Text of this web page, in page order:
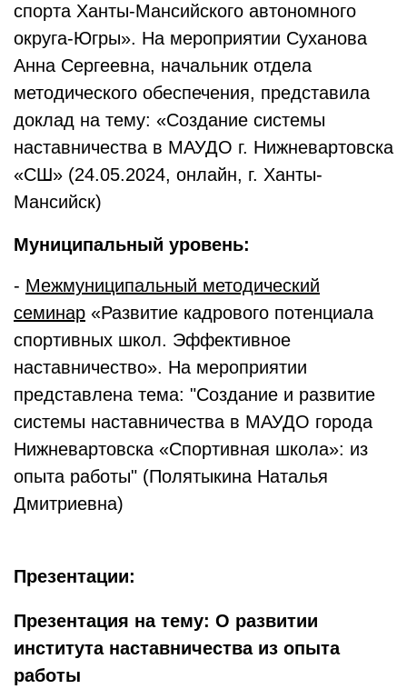
спорта Ханты-Мансийского автономного
округа-Югры». На мероприятии Суханова
Анна Сергеевна, начальник отдела
методического обеспечения, представила
доклад на тему: «Создание системы
наставничества в МАУДО г. Нижневартовска
«СШ» (24.05.2024, онлайн, г. Ханты-
Мансийск)
Муниципальный уровень:
- Межмуниципальный методический
семинар «Развитие кадрового потенциала
спортивных школ. Эффективное
наставничество». На мероприятии
представлена тема: "Создание и развитие
системы наставничества в МАУДО города
Нижневартовска «Спортивная школа»: из
опыта работы" (Полятыкина Наталья
Дмитриевна)
Презентации:
Презентация на тему: О развитии
института наставничества из опыта
работы